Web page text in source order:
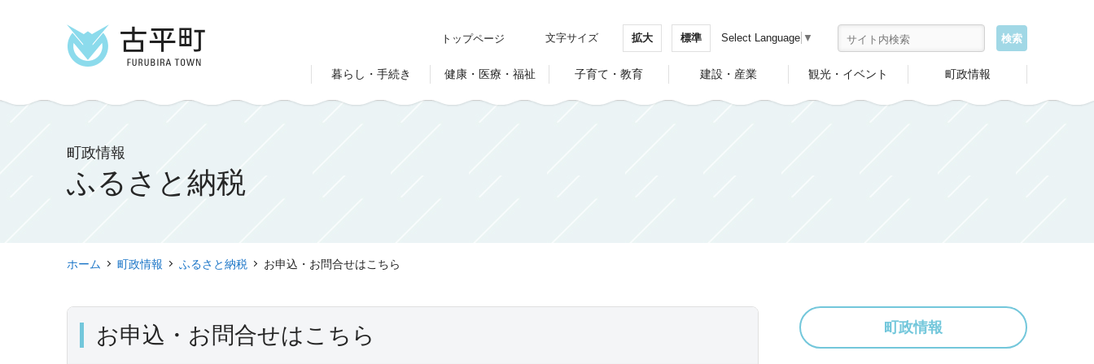
暮らし・手続き 健康・医療・福祉 子育て・教育 建設・産業 観光・イベント 町政情報
トップページ 文字サイズ 拡大 標準 Select Language ▼
町政情報
ふるさと納税
ホーム 町政情報 ふるさと納税 お申込・お問合せはこちら
お申込・お問合せはこちら 町政情報